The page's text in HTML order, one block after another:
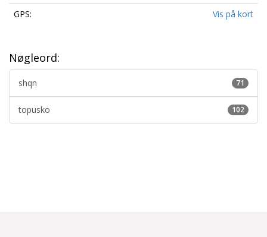
GPS:
Vis på kort
Nøgleord:
71
shqn
102
topusko